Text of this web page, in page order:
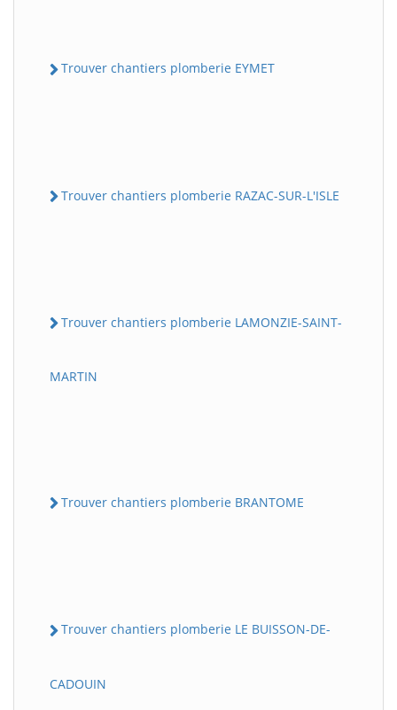
Trouver chantiers plomberie EYMET
Trouver chantiers plomberie RAZAC-SUR-L'ISLE
Trouver chantiers plomberie LAMONZIE-SAINT-
MARTIN
Trouver chantiers plomberie BRANTOME
Trouver chantiers plomberie LE BUISSON-DE-
CADOUIN